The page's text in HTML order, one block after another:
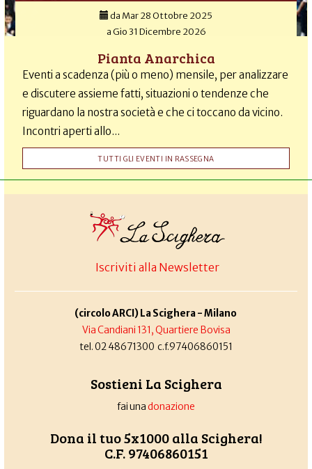
da Mar 28 Ottobre 2025
aGio 31 Dicembre 2026
Pianta Anarchica
Eventi a scadenza (più o meno) mensile, per analizzare
e discutere assieme fatti, situazioni o tendenze che
riguardano la nostra società e che ci toccano da vicino.
Incontri aperti allo...
TUTTI GLI EVENTI IN RASSEGNA
Iscriviti alla Newsletter
(circolo ARCI) La Scighera - Milano
Via Candiani 131, Quartiere Bovisa
tel. 02 48671300 c.f.97406860151
Sostieni La Scighera
fai unadonazione
Dona il tuo 5x1000 alla Scighera!
C.F. 97406860151